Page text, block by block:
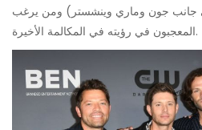
جانب جون وماري وينشستر) ومن يرغب
المعجبون في رؤيته في المكالمة الأخيرة.